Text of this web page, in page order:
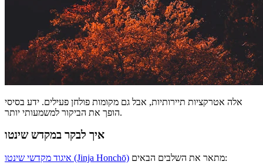
אלה אטרקציות תיירותיות, אבל גם מקומות פולחן פעילים. ידע בסיסי
הופך את הביקור למשמעותי יותר.
איך לבקר במקדש שינטו
איגוד מקדשי שינטו (Jinja Honchō)
מתאר את השלבים הבאים: